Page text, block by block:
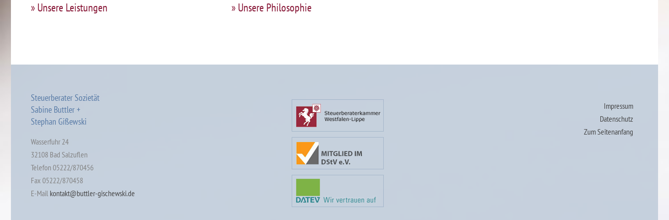
» Unsere Leistungen » Unsere Philosophie
Steuerberater Sozietät
Sabine Buttler +
Stephan Gißewski
Wasserfuhr 24
32108 Bad Salzuflen
Telefon 05222/870456
Fax 05222/870458
E-Mail kontakt@buttler-gischewski.de
Impressum
Datenschutz
Zum Seitenanfang